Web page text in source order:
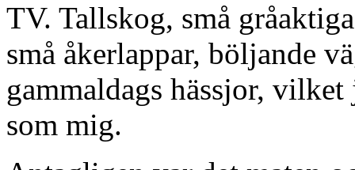
TV. Tallskog, små
små åkerlappar, böljande
gammaldags hässjor,
som mig.